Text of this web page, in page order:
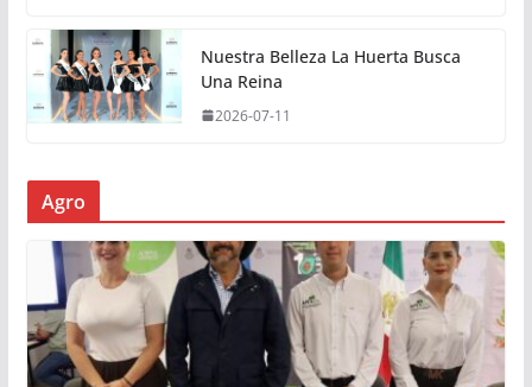
Nuestra Belleza La Huerta Busca
Una Reina
2026-07-11
Agro